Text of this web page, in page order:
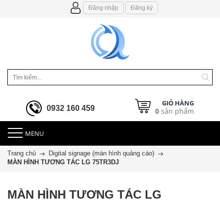
Đăng nhập Đăng ký
0932 160 459
GIỎ HÀNG
0sản phẩm
MENU
Trang chủ
Digital signage (màn hình quảng cáo)
MÀN HÌNH TƯƠNG TÁC LG 75TR3DJ
MÀN HÌNH TƯƠNG TÁC LG